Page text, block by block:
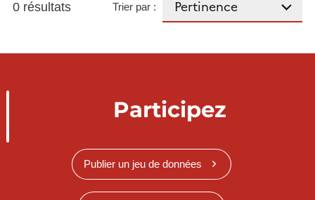
0 résultats Trier par :
Participez
Publier un jeu de données